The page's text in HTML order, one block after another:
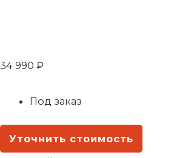
34 990 ₽
Под заказ
Уточнить стоимость